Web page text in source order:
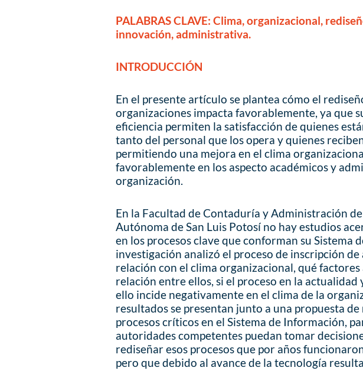
PALABRAS CLAVE: Clima, organizacional,
innovación, administrativa.
INTRODUCCIÓN
En el presente artículo se plantea cómo el
organizaciones impacta favorablemente, ya que
eficiencia permiten la satisfacción de quienes
tanto del personal que los opera y quienes
permitiendo una mejora en el clima
favorablemente en los aspecto académicos y
organización.
En la Facultad de Contaduría y Administración
Autónoma de San Luis Potosí no hay estudios
en los procesos clave que conforman su Sistema
investigación analizó el proceso de inscripción de
relación con el clima organizacional, qué factores
relación entre ellos, si el proceso en la
ello incide negativamente en el clima de la
resultados se presentan junto a una propuesta
procesos críticos en el Sistema de Información,
autoridades competentes puedan tomar
rediseñar esos procesos que por años
pero que debido al avance de la tecnología